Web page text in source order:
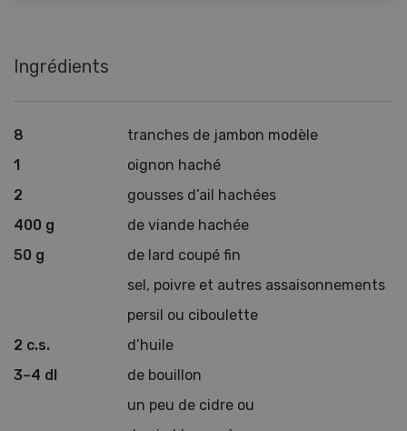
Ingrédients
8
tranches de jambon modèle
1
oignon haché
2
gousses d’ail hachées
400 g
de viande hachée
50 g
de lard coupé fin
sel, poivre et autres assaisonnements
persil ou ciboulette
2 c.s.
d’huile
3–4 dl
de bouillon
un peu de cidre ou